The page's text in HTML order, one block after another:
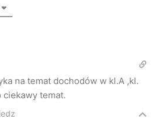
na temat dochodów w kl.A ,kl.
ciekawy temat.